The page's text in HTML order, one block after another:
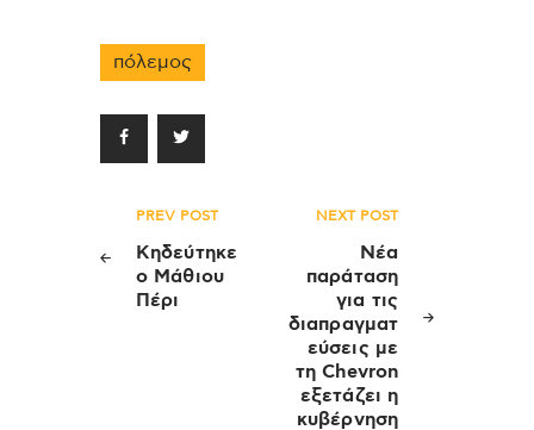
πόλεμος
Πλοήγηση
άρθρων
PREV POST
Κηδεύτηκε
ο Μάθιου
Πέρι
NEXT POST
Νέα
παράταση
για τις
διαπραγματ
εύσεις με
τη Chevron
εξετάζει η
κυβέρνηση